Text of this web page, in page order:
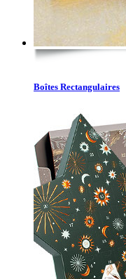
Boîtes Rectangulaires